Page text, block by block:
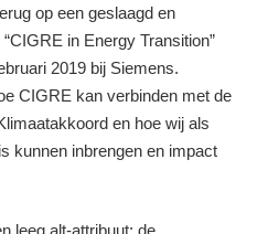
op een geslaagd en
in Energy Transition”
2019 bij Siemens.
CIGRE kan verbinden met de
en hoe wij als
kunnen inbrengen en impact